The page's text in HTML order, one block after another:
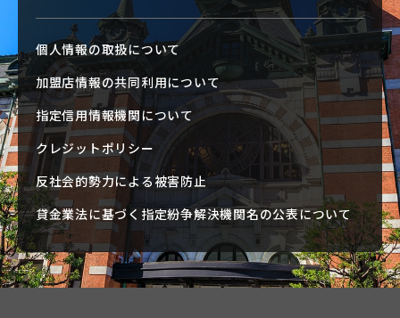
個人情報の取扱について
加盟店情報の共同利用について
指定信用情報機関について
クレジットポリシー
反社会的勢力による被害防止
貸金業法に基づく指定紛争解決機関名の公表について